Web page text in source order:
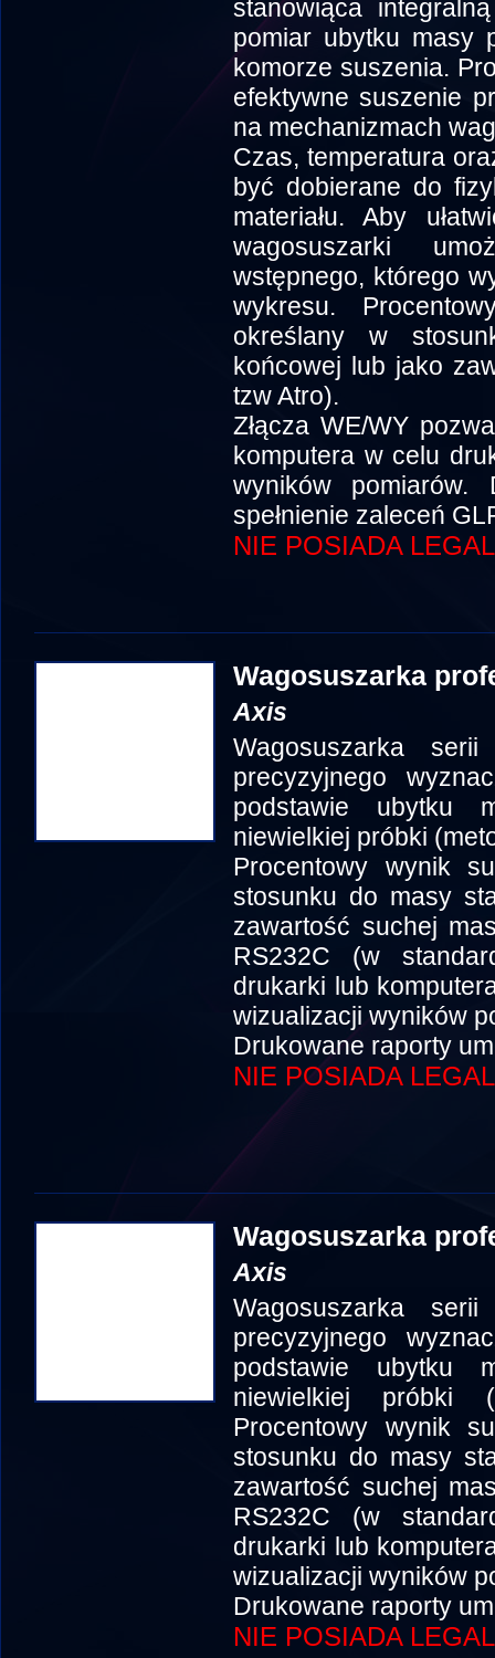
stanowiąca
pomiar ubytku masy
komorze suszenia.
efektywne suszenie
na mechanizmach
Czas, temperatura
być dobierane do
materiału. Aby
wagosuszarki
wstępnego, którego
wykresu.
określany w
końcowej lub jako
tzw Atro).
Złącza WE/WY
komputera w celu
wyników pomiarów.
spełnienie zaleceń
NIE POSIADA
Wagosuszarka
Axis
Wagosuszarka
precyzyjnego
podstawie ubytku
niewielkiej próbki
Procentowy wynik
stosunku do masy
zawartość suchej
RS232C (w
drukarki lub
wizualizacji wyników
Drukowane raporty
NIE POSIADA
Wagosuszarka
Axis
Wagosuszarka
precyzyjnego
podstawie ubytku
niewielkiej próbki
Procentowy wynik
stosunku do masy
zawartość suchej
RS232C (w
drukarki lub
wizualizacji wyników
Drukowane raporty
NIE POSIADA